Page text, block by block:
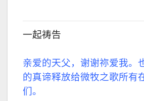
一起祷告
亲爱的天父，谢谢祢爱我。
的真谛释放给微牧之歌所有
们。